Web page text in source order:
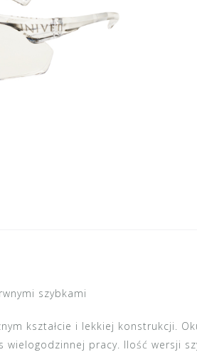
szybkami
kształcie i lekkiej konstrukcji.
wielogodzinnej pracy. Ilość wersji